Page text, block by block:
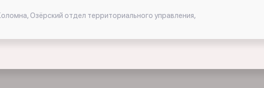
Озёрский отдел территориального управления,